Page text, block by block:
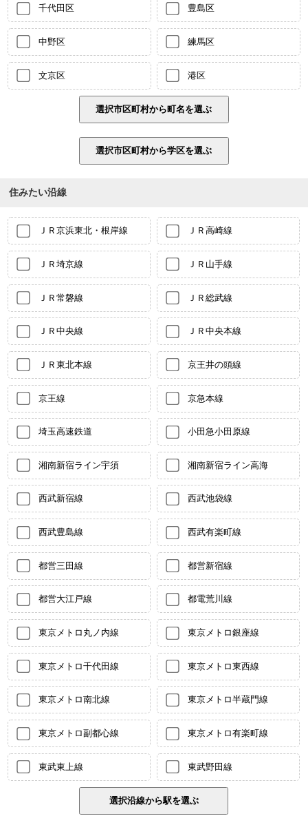
千代田区 豊島区
中野区 練馬区
文京区 港区
住みたい沿線
ＪＲ京浜東北・根岸線 ＪＲ高崎線
ＪＲ埼京線 ＪＲ山手線
ＪＲ常磐線 ＪＲ総武線
ＪＲ中央線 ＪＲ中央本線
ＪＲ東北本線 京王井の頭線
京王線 京急本線
埼玉高速鉄道 小田急小田原線
湘南新宿ライン宇須 湘南新宿ライン高海
西武新宿線 西武池袋線
西武豊島線 西武有楽町線
都営三田線 都営新宿線
都営大江戸線 都電荒川線
東京メトロ丸ノ内線 東京メトロ銀座線
東京メトロ千代田線 東京メトロ東西線
東京メトロ南北線 東京メトロ半蔵門線
東京メトロ副都心線 東京メトロ有楽町線
東武東上線 東武野田線